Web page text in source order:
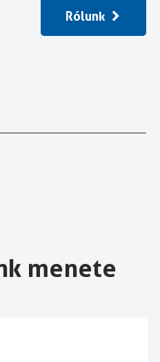
Rólunk
menete